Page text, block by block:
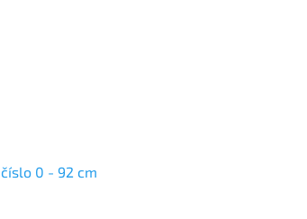
0 - 92 cm